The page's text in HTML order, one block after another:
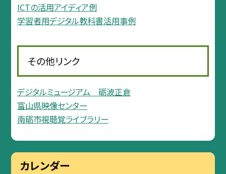
ICTの活用アイディア例
学習者用デジタル教科書活用事例
その他リンク
デジタルミュージアム 砺波正倉
富山県映像センター
南砺市視聴覚ライブラリー
カレンダー